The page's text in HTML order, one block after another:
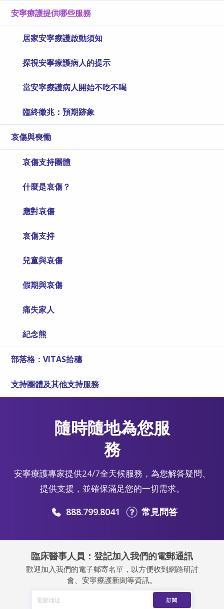
安寧療護提供哪些服務
居家安寧療護啟動須知
探視安寧療護病人的提示
當安寧療護病人開始不吃不喝
臨終徵兆：預期跡象
哀傷與喪慟
哀傷支持團體
什麼是哀傷？
應對哀傷
哀傷支持
兒童與哀傷
假期與哀傷
痛失家人
紀念熊
部落格：VITAS拾穗
支持團體及其他支持服務
隨時隨地為您服
務
安寧療護專家提供24/7全天候服務，為您解答疑問、
提供支援，並確保滿足您的一切需求。
888.799.8041 常見問答
臨床醫事人員：登記加入我們的電郵通訊
歡迎加入我們的電子郵寄名單，以方便收到網路研討
會、安寧療護新聞等資訊。